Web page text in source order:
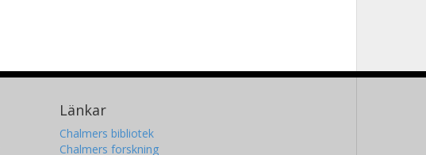
Länkar
Chalmers bibliotek
Chalmers forskning